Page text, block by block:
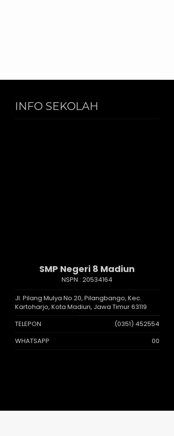
INFO SEKOLAH
SMP Negeri 8 Madiun
NSPN :20534164
Jl. Pilang Mulya No.20, Pilangbango, Kec.
Kartoharjo, Kota Madiun, Jawa Timur 63119
TELEPON
(0351) 452554
WHATSAPP
00